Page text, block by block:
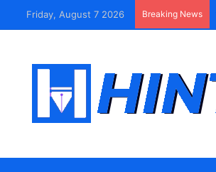
Friday, August 7 2026 Breaking News